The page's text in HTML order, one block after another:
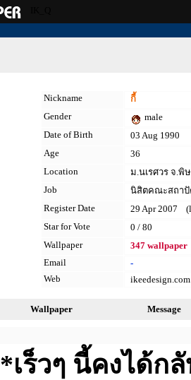
Nickname
กี้
Gender
male
Date of Birth
03 Aug 1990
Age
36
Location
ม.นเรศวร จ.พิ
Job
นิสิตคณะสถาปั
Register Date
29 Apr 2007
Star for Vote
0 / 80
Wallpaper
347 wallpaper
Email
-
Web
ikeedesign.com
Wallpaper Message
*เร็วๆ นี้คงได้ก